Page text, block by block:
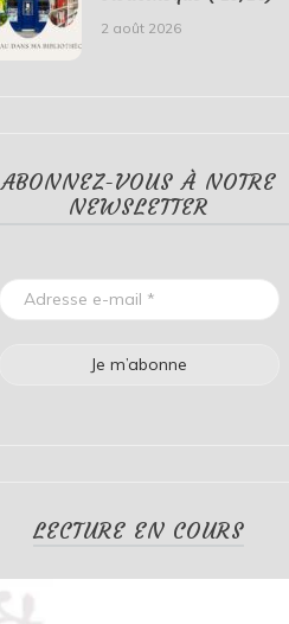
2 août 2026
ABONNEZ-VOUS À NOTRE
NEWSLETTER
LECTURE EN COURS